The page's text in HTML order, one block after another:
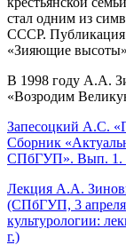
стал одним из
СССР. Публикация
«Зияющие
В 1998 году А.А.
«Возродим
Запесоцкий А.С.
Сборник
СПбГУП». Вып. 1.
Лекция А.А.
(СПбГУП, 3 апреля
культурологии:
г.)